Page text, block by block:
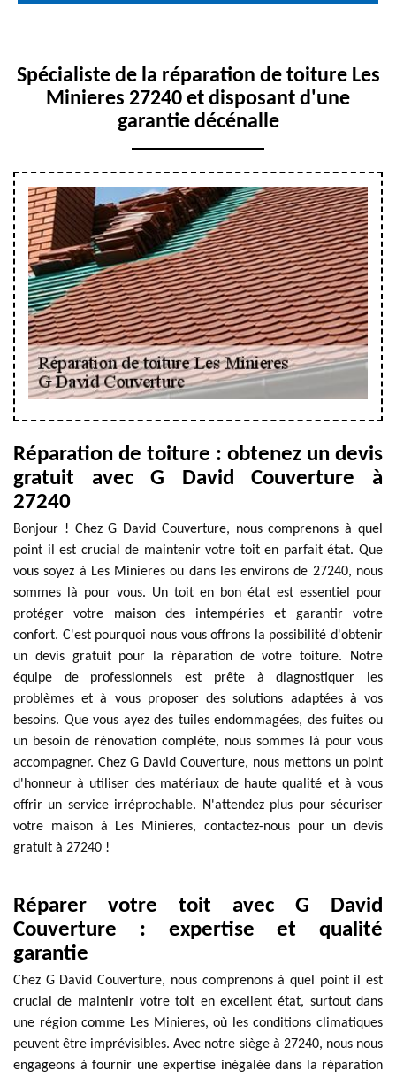
Spécialiste de la réparation de toiture Les
Minieres 27240 et disposant d'une
garantie décénalle
Réparation de toiture : obtenez un devis
gratuit avec G David Couverture à
27240
Bonjour ! Chez G David Couverture, nous comprenons à quel
point il est crucial de maintenir votre toit en parfait état. Que
vous soyez à Les Minieres ou dans les environs de 27240, nous
sommes là pour vous. Un toit en bon état est essentiel pour
protéger votre maison des intempéries et garantir votre
confort. C'est pourquoi nous vous offrons la possibilité d'obtenir
un devis gratuit pour la réparation de votre toiture. Notre
équipe de professionnels est prête à diagnostiquer les
problèmes et à vous proposer des solutions adaptées à vos
besoins. Que vous ayez des tuiles endommagées, des fuites ou
un besoin de rénovation complète, nous sommes là pour vous
accompagner. Chez G David Couverture, nous mettons un point
d'honneur à utiliser des matériaux de haute qualité et à vous
offrir un service irréprochable. N'attendez plus pour sécuriser
votre maison à Les Minieres, contactez-nous pour un devis
gratuit à 27240 !
Réparer votre toit avec G David
Couverture : expertise et qualité
garantie
Chez G David Couverture, nous comprenons à quel point il est
crucial de maintenir votre toit en excellent état, surtout dans
une région comme Les Minieres, où les conditions climatiques
peuvent être imprévisibles. Avec notre siège à 27240, nous nous
engageons à fournir une expertise inégalée dans la réparation